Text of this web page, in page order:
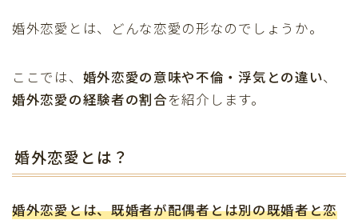
婚外恋愛とは、どんな恋愛の形なのでしょうか。
ここでは、 婚外恋愛の意味や不倫・浮気との違い、
婚外恋愛の経験者の割合を紹介します。
婚外恋愛とは？
婚外恋愛とは、既婚者が配偶者とは別の既婚者と恋